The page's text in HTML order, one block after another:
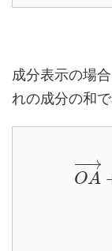
成分表示の場
れの成分の和
OA
−→
−